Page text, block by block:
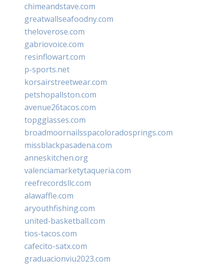
chimeandstave.com
greatwallseafoodny.com
theloverose.com
gabriovoice.com
resinflowart.com
p-sports.net
korsairstreetwear.com
petshopallston.com
avenue26tacos.com
topgglasses.com
broadmoornailsspacoloradosprings.com
missblackpasadena.com
anneskitchen.org
valenciamarketytaqueria.com
reefrecordsllc.com
alawaffle.com
aryouthfishing.com
united-basketball.com
tios-tacos.com
cafecito-satx.com
graduacionviu2023.com